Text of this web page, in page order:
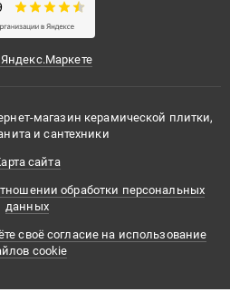
магазин керамической плитки,
и сантехники
сайта
обработки персональных
данных
своё согласие на использование
cookie